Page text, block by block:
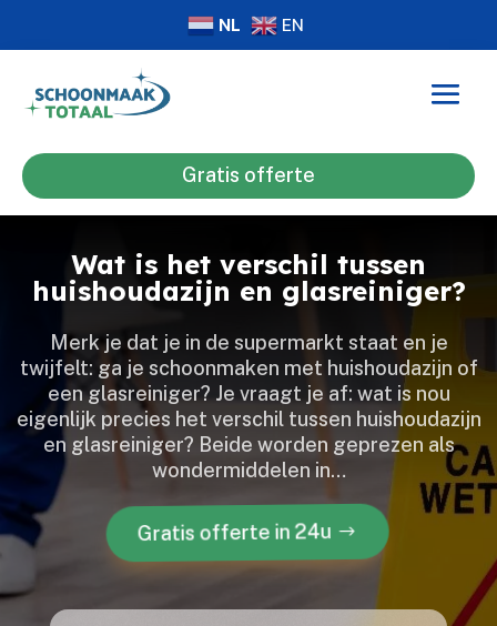
NL EN
Gratis offerte
Wat is het verschil tussen
huishoudazijn en glasreiniger?
Merk je dat je in de supermarkt staat en je
twijfelt: ga je schoonmaken met huishoudazijn of
een glasreiniger? Je vraagt je af: wat is nou
eigenlijk precies het verschil tussen huishoudazijn
en glasreiniger? Beide worden geprezen als
wondermiddelen in…
Gratis offerte in 24u